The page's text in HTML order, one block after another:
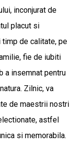
inconjurat de
placut si
de calitate, pe
fie de iubiti
a insemnat pentru
Zilnic, va
de maestrii nostri
astfel
si memorabila.